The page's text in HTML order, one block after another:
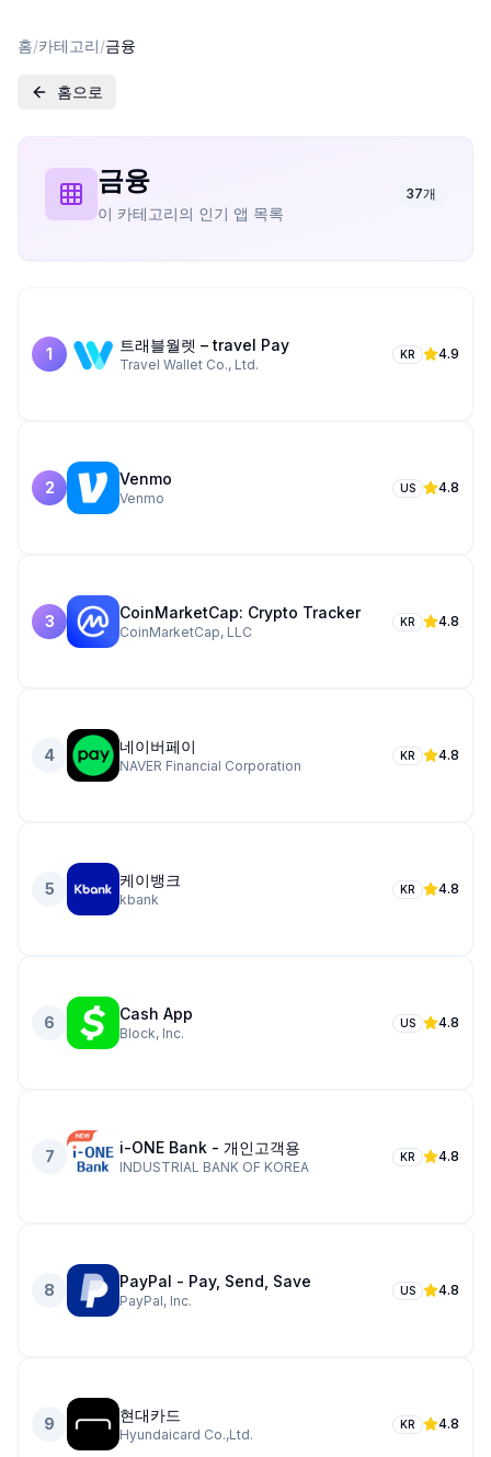
홈/카테고리/금융
홈으로
금융
이 카테고리의 인기 앱 목록
37개
1 트래블월렛 – travel Pay
Travel Wallet Co., Ltd.
KR 4.9
2 Venmo
Venmo
US 4.8
3 CoinMarketCap: Crypto Tracker
CoinMarketCap, LLC
KR 4.8
4 네이버페이
NAVER Financial Corporation
KR 4.8
5 케이뱅크
kbank
KR 4.8
6 Cash App
Block, Inc.
US 4.8
7 i-ONE Bank - 개인고객용
INDUSTRIAL BANK OF KOREA
KR 4.8
8 PayPal - Pay, Send, Save
PayPal, Inc.
US 4.8
9 현대카드
Hyundaicard Co.,Ltd.
KR 4.8